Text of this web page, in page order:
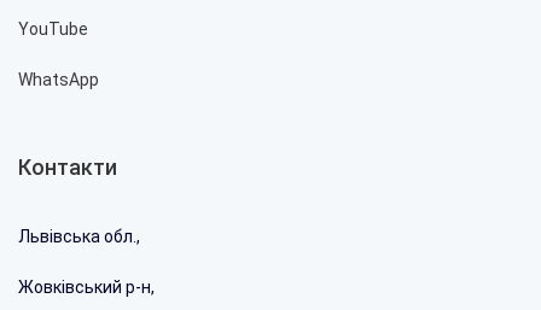
YouTube
WhatsApp
Контакти
Львівська обл.,
Жовківський р-н,